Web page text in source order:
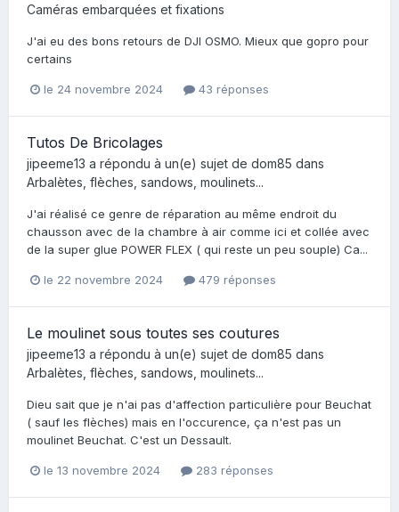
Caméras embarquées et fixations
J'ai eu des bons retours de DJI OSMO. Mieux que gopro pour
certains
le 24 novembre 2024 43 réponses
Tutos De Bricolages
jipeeme13 a répondu à un(e) sujet de dom85 dans
Arbalètes, flèches, sandows, moulinets...
J'ai réalisé ce genre de réparation au même endroit du
chausson avec de la chambre à air comme ici et collée avec
de la super glue POWER FLEX ( qui reste un peu souple) Ca...
le 22 novembre 2024 479 réponses
Le moulinet sous toutes ses coutures
jipeeme13 a répondu à un(e) sujet de dom85 dans
Arbalètes, flèches, sandows, moulinets...
Dieu sait que je n'ai pas d'affection particulière pour Beuchat
( sauf les flèches) mais en l'occurence, ça n'est pas un
moulinet Beuchat. C'est un Dessault.
le 13 novembre 2024 283 réponses